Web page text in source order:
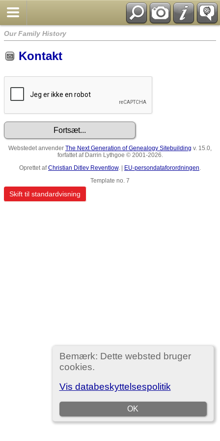
Our Family History
Bemærk: Dette websted bruger
cookies.
Vis databeskyttelsespolitik
OK
Kontakt
Webstedet anvender The Next Generation of Genealogy Sitebuilding v. 15.0,
forfattet af Darrin Lythgoe © 2001-2026.
Oprettet afChristian Ditlev Reventlow. | EU-persondataforordningen.
Template no. 7
Skift til standardvisning